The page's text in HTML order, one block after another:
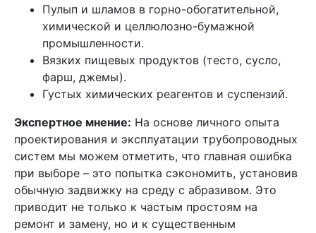
Пулып и шламов в горно-обогатительной,
химической и целлюлозно-бумажной
промышленности.
Вязких пищевых продуктов (тесто, сусло,
фарш, джемы).
Густых химических реагентов и суспензий.
Экспертное мнение: На основе личного опыта
проектирования и эксплуатации трубопроводных
систем мы можем отметить, что главная ошибка
при выборе – это попытка сэкономить, установив
обычную задвижку на среду с абразивом. Это
приводит не только к частым простоям на
ремонт и замену, но и к существенным